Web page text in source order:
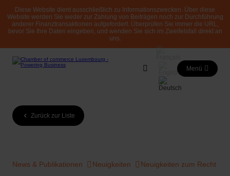
Diese Website dient ausschließlich zu Informationszwecken. Über diese
Website werden Sie weder zur Zahlung von Beiträgen noch zur Durchführung
anderer Finanztransaktionen aufgefordert. Überprüfen Sie immer die URL,
bevor Sie Ihre Daten eingeben, und wenden Sie sich im Zweifelsfall direkt an
uns.
Menü
Zurück zur Liste
News & Publikationen Neuigkeiten Neuigkeiten zum Recht